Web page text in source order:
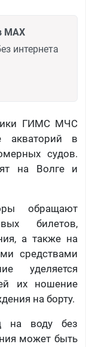
MAX
интернета
ГИМС МЧС
акваторий в
судов.
на Волге и
обращают
билетов,
а также на
средствами
уделяется
их ношение
на борту.
на воду без
может быть